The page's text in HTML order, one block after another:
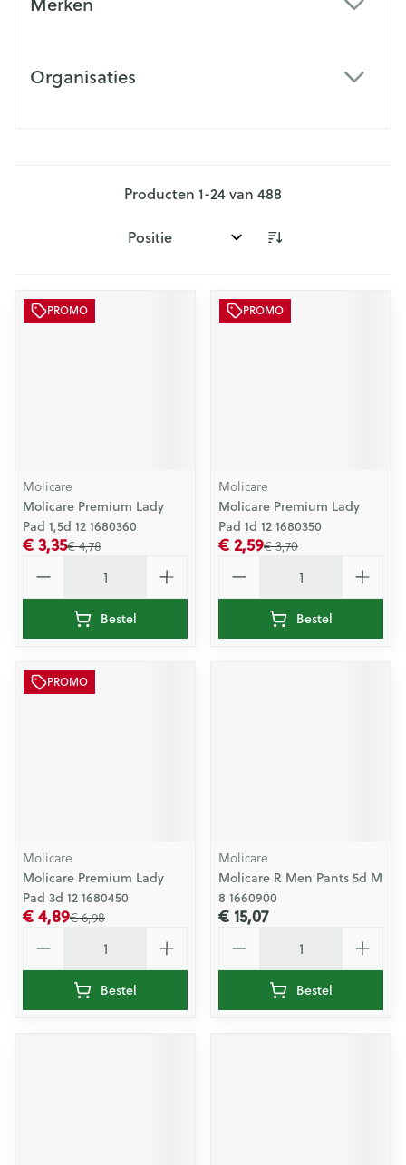
Organisaties
Producten 1-24van 488
Sorteer op:
PROMO
Molicare
Molicare Premium Lady
Pad 1,5d 12 1680360
€ 4,78
€ 3,35
Bestel
PROMO
Molicare
Molicare Premium Lady
Pad 1d 12 1680350
€ 3,70
€ 2,59
Bestel
PROMO
Molicare
Molicare Premium Lady
Pad 3d 12 1680450
€ 6,98
€ 4,89
Bestel
Molicare
Molicare R Men Pants 5d M
8 1660900
€ 15,07
Bestel